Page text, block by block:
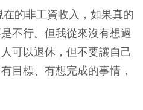
的非工資收入，如果真的
不行。但我從來沒有想過
可以退休，但不要讓自己
目標、有想完成的事情，